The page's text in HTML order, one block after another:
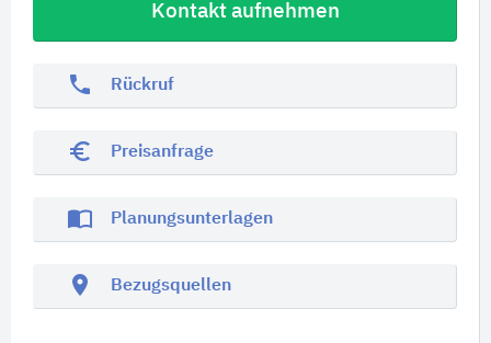
Kontakt aufnehmen
phone Rückruf
euro_symbol Preisanfrage
import_contacts Planungsunterlagen
location_on Bezugsquellen